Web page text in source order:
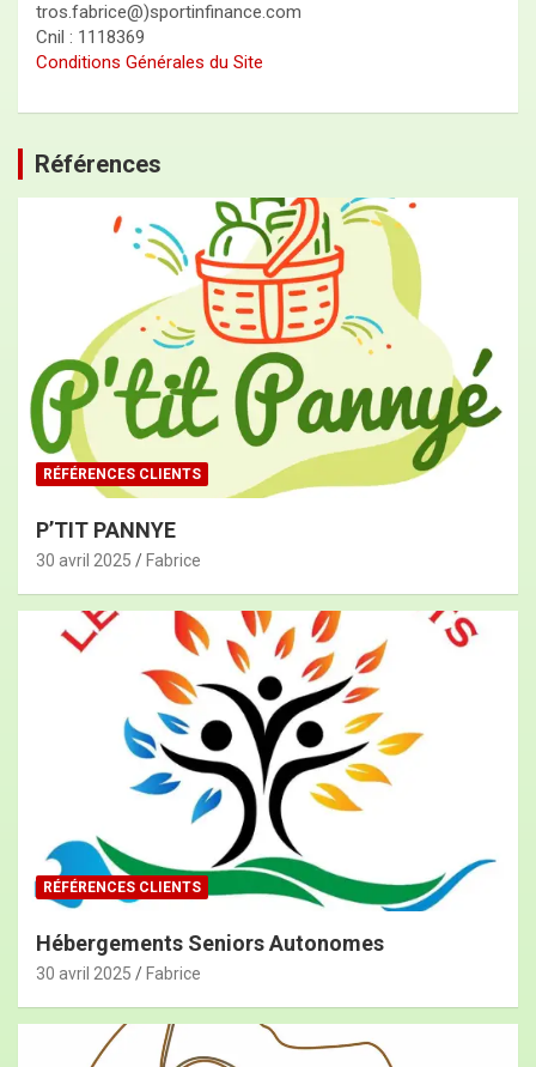
tros.fabrice@)sportinfinance.com
Cnil : 1118369
Conditions Générales du Site
Références
RÉFÉRENCES CLIENTS
P’TIT PANNYE
30 avril 2025 Fabrice
RÉFÉRENCES CLIENTS
Hébergements Seniors Autonomes
30 avril 2025 Fabrice